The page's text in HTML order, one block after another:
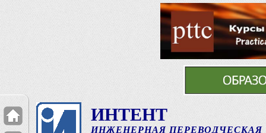
ИНТЕНТ
ИНЖЕНЕРНАЯ ПЕРЕВОДЧЕСКАЯ